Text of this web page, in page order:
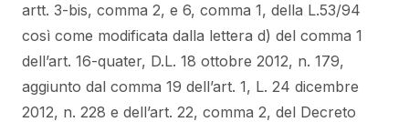
artt. 3-bis, comma 2, e 6, comma 1, della L.53/94
così come modificata dalla lettera d) del comma 1
dell’art. 16-quater, D.L. 18 ottobre 2012, n. 179,
aggiunto dal comma 19 dell’art. 1, L. 24 dicembre
2012, n. 228 e dell’art. 22, comma 2, del Decreto